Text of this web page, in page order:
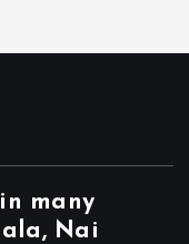
many
Nai